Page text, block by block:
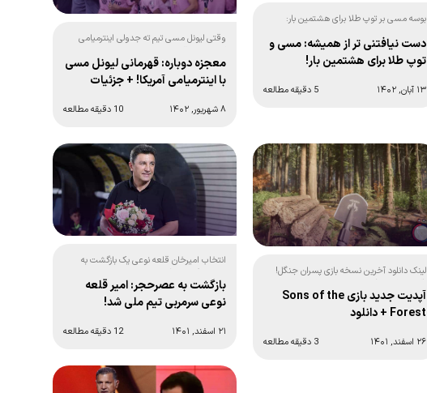
بوسه مسی بر توپ طلا برای هشتمین بار:
دست نیافتنی تر از همیشه: مسی و
توپ طلا برای هشتمین بار!
۱۳ آبان, ۱۴۰۲ 5 دقیقه مطالعه
وقتی لیونل مسی تیم ته جدولی اینترمیامی
معجزه دوباره: قهرمانی لیونل مسی
با اینترمیامی آمریکا! + جزئیات
۸ شهریور, ۱۴۰۲ 10 دقیقه مطالعه
لینک دانلود آخرین نسخه بازی پسران جنگل!
(آخرین آپدیت)
آپدیت جدید بازی Sons of the
Forest + دانلود
۲۶ اسفند, ۱۴۰۱ 3 دقیقه مطالعه
انتخاب امیرخان قلعه نوعی یک بازگشت به
عقب بزرگ برای فوتبال ایران:
بازگشت به عصرحجر: امیر قلعه
نوعی سرمربی تیم ملی شد!
۲۱ اسفند, ۱۴۰۱ 12 دقیقه مطالعه